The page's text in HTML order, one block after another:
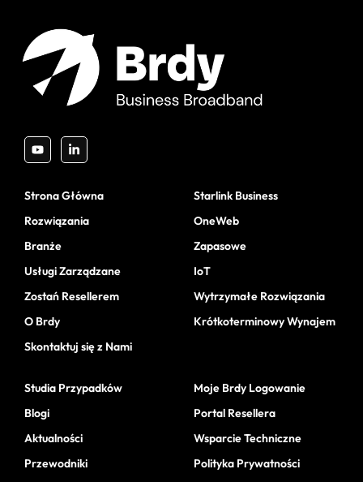
Strona Główna
Rozwiązania
Branże
Usługi Zarządzane
Zostań Resellerem
O Brdy
Skontaktuj się z Nami
Starlink Business
OneWeb
Zapasowe
IoT
Wytrzymałe Rozwiązania
Krótkoterminowy Wynajem
Studia Przypadków
Blogi
Aktualności
Przewodniki
Moje Brdy Logowanie
Portal Resellera
Wsparcie Techniczne
Polityka Prywatności